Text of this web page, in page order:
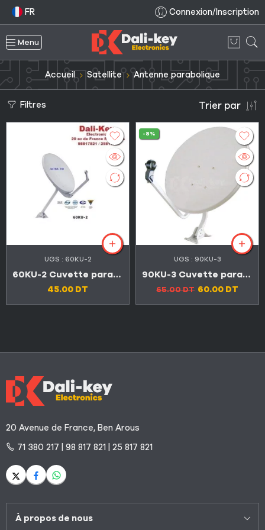
FR Connexion/Inscription
Menu
Accueil Satellite Antenne parabolique
Filtres Trier par
UGS : 60KU-2
60KU-2 Cuvette parabolique galvanisé professionnel 4K Sport Ultra HD 70cm avec support
45.00 DT
-8%
UGS : 90KU-3
90KU-3 Cuvette parabolique galvanisé professionnel 4K Sport Ultra HD 90cm
65.00DT 60.00 DT
20 Avenue de France, Ben Arous
71 380 217 | 98 817 821 | 25 817 821
À propos de nous